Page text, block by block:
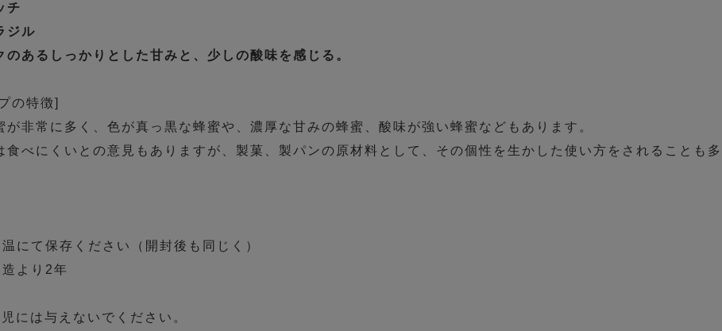
チ
ジル
のあるしっかりとした甘みと、少しの酸味を感じる。
の特徴]
が非常に多く、色が真っ黒な蜂蜜や、濃厚な甘みの蜂蜜、酸味が強い蜂蜜などもあります。
食べにくいとの意見もありますが、製菓、製パンの原材料として、その個性を生かした使い方をされることも多
にて保存ください（開封後も同じく）
より2年
には与えないでください。